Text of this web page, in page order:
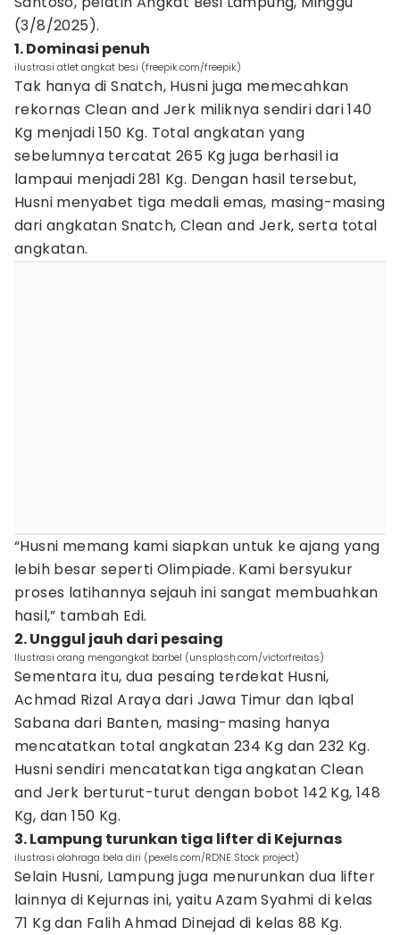
(3/8/2025).
1. Dominasi penuh
ilustrasi atlet angkat besi (freepik.com/freepik)
Tak hanya di Snatch, Husni juga memecahkan
rekornas Clean and Jerk miliknya sendiri dari 140
Kg menjadi 150 Kg. Total angkatan yang
sebelumnya tercatat 265 Kg juga berhasil ia
lampaui menjadi 281 Kg. Dengan hasil tersebut,
Husni menyabet tiga medali emas, masing-masing
dari angkatan Snatch, Clean and Jerk, serta total
angkatan.
“Husni memang kami siapkan untuk ke ajang yang
lebih besar seperti Olimpiade. Kami bersyukur
proses latihannya sejauh ini sangat membuahkan
hasil,” tambah Edi.
2. Unggul jauh dari pesaing
Ilustrasi orang mengangkat barbel (unsplash.com/victorfreitas)
Sementara itu, dua pesaing terdekat Husni,
Achmad Rizal Araya dari Jawa Timur dan Iqbal
Sabana dari Banten, masing-masing hanya
mencatatkan total angkatan 234 Kg dan 232 Kg.
Husni sendiri mencatatkan tiga angkatan Clean
and Jerk berturut-turut dengan bobot 142 Kg, 148
Kg, dan 150 Kg.
3. Lampung turunkan tiga lifter di Kejurnas
ilustrasi olahraga bela diri (pexels.com/RDNE Stock project)
Selain Husni, Lampung juga menurunkan dua lifter
lainnya di Kejurnas ini, yaitu Azam Syahmi di kelas
71 Kg dan Falih Ahmad Dinejad di kelas 88 Kg.